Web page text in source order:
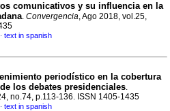
comunicativos y su influencia en la
. Convergencia, Ago 2018, vol.25,
· text in spanish
periodístico en la cobertura
los debates presidenciales.
no.74, p.113-136. ISSN 1405-1435
· text in spanish